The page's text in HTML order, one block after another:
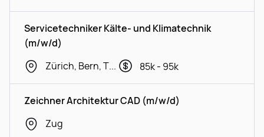
Servicetechniker Kälte- und Klimatechnik
(m/w/d)
Zürich, Bern, Thurgau
85k - 95k
Zeichner Architektur CAD (m/w/d)
Zug